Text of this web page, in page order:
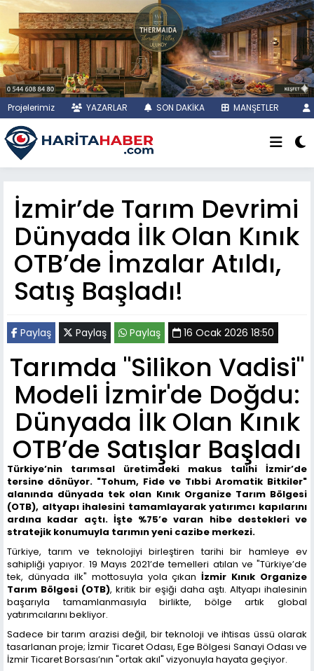
Projelerimiz YAZARLAR SON DAKİKA MANŞETLER
İzmir’de Tarım Devrimi
Dünyada İlk Olan Kınık
OTB’de İmzalar Atıldı,
Satış Başladı!
Paylaş Paylaş Paylaş 16 Ocak 2026 18:50
Tarımda "Silikon Vadisi"
Modeli İzmir'de Doğdu:
Dünyada İlk Olan Kınık
OTB’de Satışlar Başladı
Türkiye’nin tarımsal üretimdeki makus talihi İzmir’de
tersine dönüyor. "Tohum, Fide ve Tıbbi Aromatik Bitkiler"
alanında dünyada tek olan Kınık Organize Tarım Bölgesi
(OTB), altyapı ihalesini tamamlayarak yatırımcı kapılarını
ardına kadar açtı. İşte %75’e varan hibe destekleri ve
stratejik konumuyla tarımın yeni cazibe merkezi.
Türkiye, tarım ve teknolojiyi birleştiren tarihi bir hamleye ev
sahipliği yapıyor. 19 Mayıs 2021’de temelleri atılan ve "Türkiye’de
tek, dünyada ilk" mottosuyla yola çıkanİzmir Kınık Organize
Tarım Bölgesi (OTB), kritik bir eşiği daha aştı. Altyapı ihalesinin
başarıyla tamamlanmasıyla birlikte, bölge artık global
yatırımcılarını bekliyor.
Sadece bir tarım arazisi değil, bir teknoloji ve ihtisas üssü olarak
tasarlanan proje; İzmir Ticaret Odası, Ege Bölgesi Sanayi Odası ve
İzmir Ticaret Borsası’nın "ortak akıl" vizyonuyla hayata geçiyor.